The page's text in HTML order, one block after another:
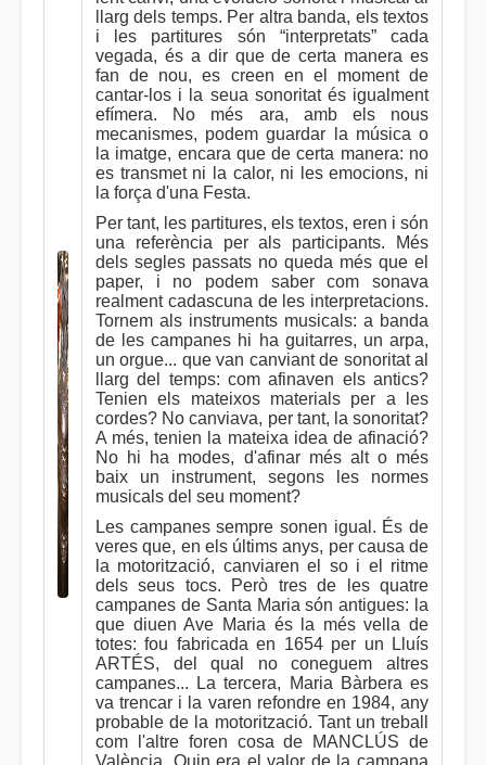
llarg dels temps. Per altra banda, els textos
i les partitures són “interpretats” cada
vegada, és a dir que de certa manera es
fan de nou, es creen en el moment de
cantar-los i la seua sonoritat és igualment
efímera. No més ara, amb els nous
mecanismes, podem guardar la música o
la imatge, encara que de certa manera: no
es transmet ni la calor, ni les emocions, ni
la força d'una Festa.
Per tant, les partitures, els textos, eren i són
una referència per als participants. Més
dels segles passats no queda més que el
paper, i no podem saber com sonava
realment cadascuna de les interpretacions.
Tornem als instruments musicals: a banda
de les campanes hi ha guitarres, un arpa,
un orgue... que van canviant de sonoritat al
llarg del temps: com afinaven els antics?
Tenien els mateixos materials per a les
cordes? No canviava, per tant, la sonoritat?
A més, tenien la mateixa idea de afinació?
No hi ha modes, d'afinar més alt o més
baix un instrument, segons les normes
musicals del seu moment?
Les campanes sempre sonen igual. És de
veres que, en els últims anys, per causa de
la motorització, canviaren el so i el ritme
dels seus tocs. Però tres de les quatre
campanes de Santa Maria són antigues: la
que diuen Ave Maria és la més vella de
totes: fou fabricada en 1654 per un Lluís
ARTÉS, del qual no coneguem altres
campanes... La tercera, Maria Bàrbera es
va trencar i la varen refondre en 1984, any
probable de la motorització. Tant un treball
com l'altre foren cosa de MANCLÚS de
València. Quin era el valor de la campana